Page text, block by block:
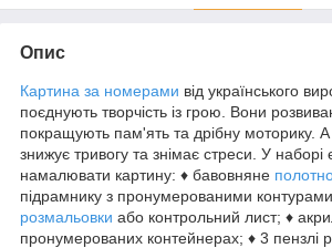
Опис
Картина за номерами від українського
поєднують творчість із грою. Вони
покращують пам'ять та дрібну моторику.
знижує тривогу та знімає стреси. У
намалювати картину: ♦ бавовняне
підрамнику з пронумерованими
розмальовки або контрольний лист; ♦
пронумерованих контейнерах; ♦ 3 пензлі